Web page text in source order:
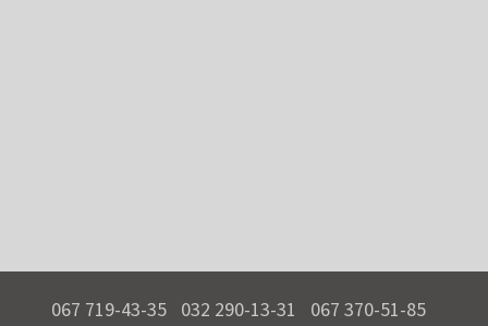
067 719-43-35 032 290-13-31 067 370-51-85